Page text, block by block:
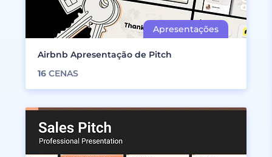
Airbnb Apresentação de Pitch
16 CENAS